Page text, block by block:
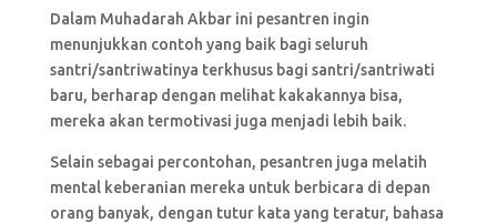
Dalam Muhadarah Akbar ini pesantren ingin
menunjukkan contoh yang baik bagi seluruh
santri/santriwatinya terkhusus bagi santri/santriwati
baru, berharap dengan melihat kakakannya bisa,
mereka akan termotivasi juga menjadi lebih baik.
Selain sebagai percontohan, pesantren juga melatih
mental keberanian mereka untuk berbicara di depan
orang banyak, dengan tutur kata yang teratur, bahasa